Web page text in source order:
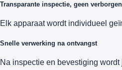
Transparante inspectie, geen
Elk apparaat wordt individueel
Snelle verwerking na ontvangst
Na inspectie en bevestiging